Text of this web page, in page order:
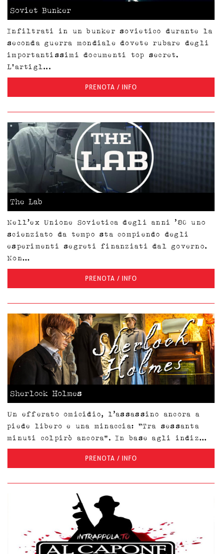
Soviet Bunker
Infiltrati in un bunker sovietico durante la
seconda guerra mondiale dovete rubare degli
importantissimi documenti top secret.
L'artigl...
PRENOTA / INFO
The Lab
Nell’ex Unione Sovietica degli anni ’80 uno
scienziato da tempo sta compiendo degli
esperimenti segreti finanziati dal governo.
Non...
PRENOTA / INFO
Sherlock Holmes
Un efferato omicidio, l’assassino ancora a
piede libero e una minaccia: “Tra sessanta
minuti colpirò ancora”. In base agli indiz...
PRENOTA / INFO